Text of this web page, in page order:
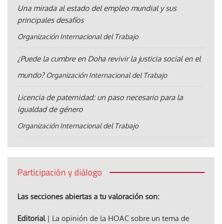
Una mirada al estado del empleo mundial y sus
principales desafíos
Organización Internacional del Trabajo
¿Puede la cumbre en Doha revivir la justicia social en el
mundo? Organización Internacional del Trabajo
Licencia de paternidad: un paso necesario para la
igualdad de género
Organización Internacional del Trabajo
Participación y diálogo
Las secciones abiertas a tu valoración son:
Editorial| La opinión de la HOAC sobre un tema de